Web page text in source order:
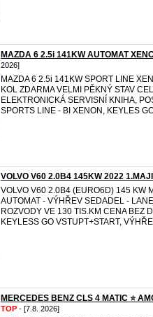
MAZDA 6 2.5i 141KW AUTOMAT
2026]
MAZDA 6 2.5i 141KW SPORT LINE
KOL ZDARMA VELMI PĚKNÝ STAV
ELEKTRONICKÁ SERVISNÍ KNIHA,
SPORTS LINE - BI XENON, KEYLES
VOLVO V60 2.0B4 145KW 2022
VOLVO V60 2.0B4 (EURO6D) 145 KW
AUTOMAT - VÝHŘEV SEDADEL -
ROZVODY VE 130 TIS.KM CENA BEZ
KEYLESS GO VSTUPT+START,
MERCEDES BENZ CLS 4 MATIC ⭐
TOP - [7.8. 2026]